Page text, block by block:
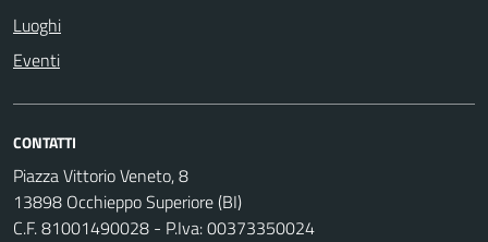
Luoghi
Eventi
CONTATTI
Piazza Vittorio Veneto, 8
13898 Occhieppo Superiore (BI)
C.F. 81001490028 - P.Iva: 00373350024